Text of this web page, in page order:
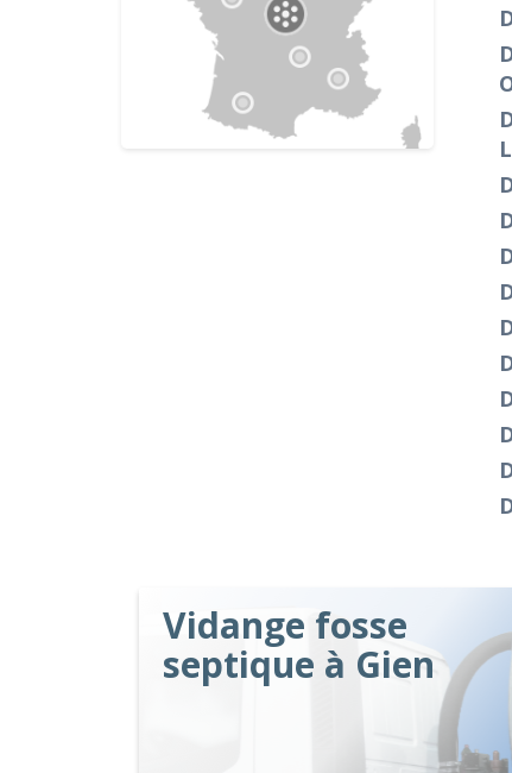
Vidange fosse
septique à Gien